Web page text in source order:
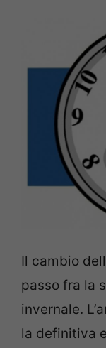
Il cambio
passo fra la
invernale.
la definitiva